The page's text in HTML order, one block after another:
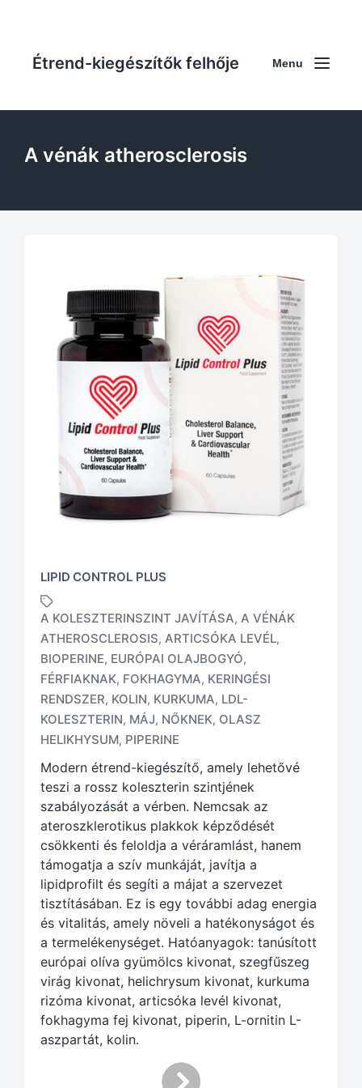
Étrend-kiegészítők felhője Menu
A vénák atherosclerosis
LIPID CONTROL PLUS
T
a
g
e
d
w
t
h
A KOLESZTERINSZINT JAVÍTÁSA, A VÉNÁK
ATHEROSCLEROSIS, ARTICSÓKA LEVÉL,
BIOPERINE, EURÓPAI OLAJBOGYÓ,
FÉRFIAKNAK, FOKHAGYMA, KERINGÉSI
RENDSZER, KOLIN, KURKUMA, LDL-
KOLESZTERIN, MÁJ, NŐKNEK, OLASZ
HELIKHYSUM, PIPERINE
Modern étrend-kiegészítő, amely lehetővé
teszi a rossz koleszterin szintjének
szabályozását a vérben. Nemcsak az
ateroszklerotikus plakkok képződését
csökkenti és feloldja a véráramlást, hanem
támogatja a szív munkáját, javítja a
lipidprofilt és segíti a májat a szervezet
tisztításában. Ez is egy további adag energia
és vitalitás, amely növeli a hatékonyságot és
a termelékenységet. Hatóanyagok: tanúsított
európai olíva gyümölcs kivonat, szegfűszeg
virág kivonat, helichrysum kivonat, kurkuma
rizóma kivonat, articsóka levél kivonat,
fokhagyma fej kivonat, piperin, L-ornitin L-
aszpartát, kolin.